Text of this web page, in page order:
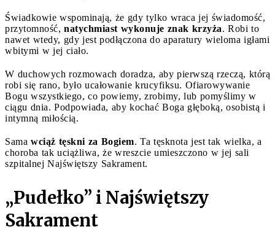
Świadkowie wspominają, że gdy tylko wraca jej świadomość,
przytomność, natychmiast wykonuje znak krzyża. Robi to
nawet wtedy, gdy jest podłączona do aparatury wieloma igłami
wbitymi w jej ciało.
W duchowych rozmowach doradza, aby pierwszą rzeczą, którą
robi się rano, było ucałowanie krucyfiksu. Ofiarowywanie
Bogu wszystkiego, co powiemy, zrobimy, lub pomyślimy w
ciągu dnia. Podpowiada, aby kochać Boga głęboką, osobistą i
intymną miłością.
Sama wciąż tęskni za Bogiem. Ta tęsknota jest tak wielka, a
choroba tak uciążliwa, że wreszcie umieszczono w jej sali
szpitalnej Najświętszy Sakrament.
„Pudełko” i Najświętszy
Sakrament